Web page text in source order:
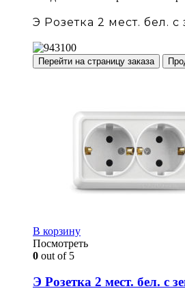
Э Розетка 2 мест. бел. с
Перейти на страницу заказа
В корзину
Посмотреть
0 out of 5
Э Розетка 2 мест. бел. с